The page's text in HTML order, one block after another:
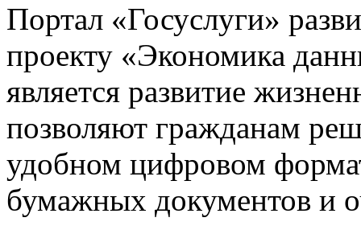
Портал «Госуслуги»
проекту «Экономика
является развитие
позволяют гражданам
удобном цифровом
бумажных документов и